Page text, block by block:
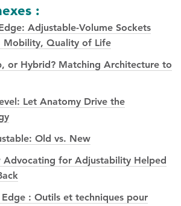
:
Adjustable-Volume Sockets
Mobility, Quality of Life
or Hybrid? Matching Architecture to
Let Anatomy Drive the
Old vs. New
Advocating for Adjustability Helped
Edge : Outils et techniques pour